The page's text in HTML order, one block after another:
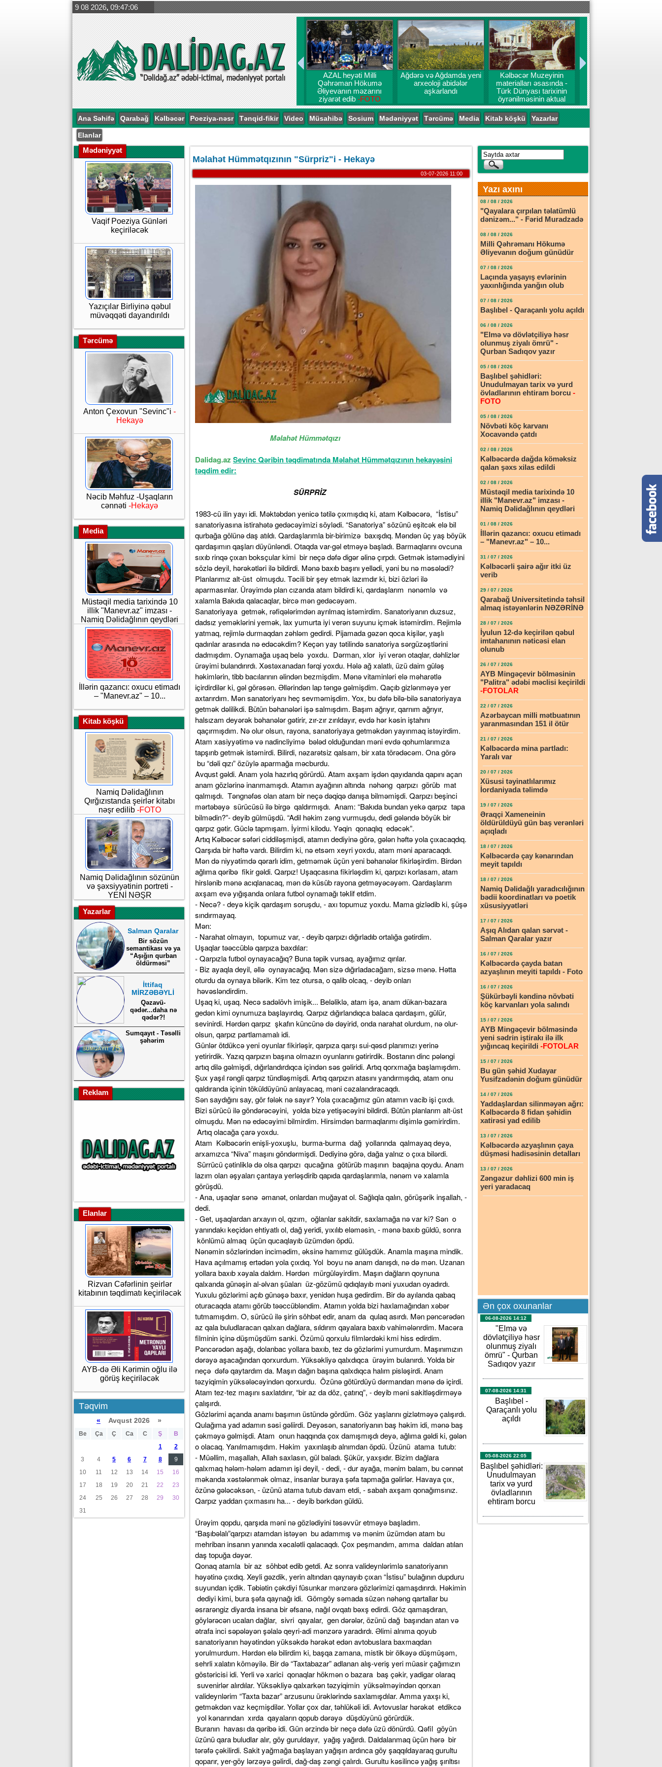
9 08 2026, 09:47:07
AZAL heyəti Milli
Qəhrəman Hökumə
Əliyevanın məzarını
ziyarət edib -FOTO
Ağdərə və Ağdamda yeni
arxeoloji abidələr
aşkarlandı
Kəlbəcər Muzeyinin
materialları əsasında -
Türk Dünyası tarixinin
öyrənilməsinin aktual
problemləri
Ana Səhifə Qarabağ Kəlbəcər Poeziya-nəsr Tənqid-fikir Video Müsahibə Sosium Mədəniyyət Tərcümə Media Kitab köşkü Yazarlar
Elanlar
Mədəniyyət
Vaqif Poeziya Günləri
keçiriləcək
Yazıçılar Birliyinə qəbul
müvəqqəti dayandırıldı
Tərcümə
Anton Çexovun "Sevinc"i -
Hekayə
Nəcib Məhfuz -Uşaqların
cənnəti -Hekayə
Media
Müstəqil media tarixində 10
illik "Manevr.az" imzası -
Namiq Dəlidağlının qeydləri
İllərin qazancı: oxucu etimadı
– "Manevr.az" – 10...
Kitab köşkü
Namiq Dəlidağlının
Qırğızıstanda şeirlər kitabı
nəşr edilib -FOTO
Namiq Dəlidağlının sözünün
və şəxsiyyətinin portreti -
YENİ NƏŞR
Yazarlar
Salman Qaralar
Bir sözün
semantikası və ya
“Aşığın qurban
öldürməsi”
İttifaq
MİRZƏBƏYLİ
Qəzavü-
qədər...daha nə
qədər?!
Sumqayıt - Təsəlli
şəhərim
Reklam
Elanlar
Rizvan Cəfərlinin şeirlər
kitabının təqdimatı keçiriləcək
AYB-də Əli Kərimin oğlu ilə
görüş keçiriləcək
Təqvim
« Avqust 2026 »
Be Ça Ç Ca C Ş
B
1
2
3
4 5 6 7 8
9
10
11 12 13 14 15
16
17
18 19 20 21 22
23
24
25 26 27 28 29
30
31
Məlahət Hümmətqızının "Sürpriz"i - Hekayə
03-07-2026 11:00
Məlahət Hümmətqızı
Dalidag.az Sevinc Qəribin təqdimatında Məlahət Hümmətqızının hekayəsini
təqdim edir:
SÜRPRİZ
1983-cü ilin yayı idi. Məktəbdən yenicə tətilə çıxmışdıq ki, atam Kəlbəcərə, “İstisu”
sanatoriyasına istirahətə gedəcəyimizi söylədi. “Sanatoriya” sözünü eşitcək elə bil
qurbağa gölünə daş atıldı. Qardaşlarımla bir-birimizə baxışdıq. Məndən üç yaş böyük
qardaşımın qaşları düyünləndi. Otaqda var-gəl etməyə başladı. Barmaqlarını ovcuna
sıxıb rinqə çıxan boksçular kimi bir neçə dəfə digər əlinə çırpdı. Getmək istəmədiyini
sözlə deyil, hərəkətləri ilə bildirdi. Mənə baxıb başını yellədi, yəni bu nə məsələdi?
Planlarımız alt-üst olmuşdu. Təcili bir şey etmək lazımdır ki, bizi özləri ilə
aparmasınlar. Ürəyimdə plan cızanda atam bildirdi ki, qardaşlarım nənəmlə və
xalamla Bakıda qalacaqlar, bircə mən gedəcəyəm.
Sanatoriyaya getmək, rəfiqələrimdən ayrılmaq istəmirdim. Sanatoriyanın duzsuz,
dadsız yeməklərini yemək, lax yumurta iyi verən suyunu içmək istəmirdim. Rejimlə
yatmaq, rejimlə durmaqdan zəhləm gedirdi. Pijamada gəzən qoca kişilər, yaşlı
qadınlar arasında nə edəcəkdim? Keçən yay tətilində sanatoriya sərgüzəştlərini
dadmışdım. Oynamağa uşaq belə yoxdu. Dərman, xlor iyi verən otaqlar, dəhlizlər
ürəyimi bulandırırdı. Xəstəxanadan fərqi yoxdu. Hələ ağ xalatlı, üzü daim güləş
həkimlərin, tibb bacılarının əlindən bezmişdim. Mənə vitaminləri elə məharətlə
içirdirdilər ki, gəl görəsən. Əllərindən lap təngə gəlmişdim. Qaçıb gizlənməyə yer
axtarırdım. Mən sanatoriyanı heç sevməmişdim. Yox, bu dəfə bilə-bilə sanatoriyaya
getmək dəlilikdi. Bütün bəhanələri işə salmışdım. Başım ağrıyır, qarnım ağrıyır,
halsızam deyərək bəhanələr gətirir, zır-zır zırıldayır, evdə hər kəsin iştahını
qaçırmışdım. Nə olur olsun, rayona, sanatoriyaya getməkdən yayınmaq istəyirdim.
Atam xasiyyətimə və nadincliyimə bələd olduğundan məni evdə qohumlarımıza
tapşırıb getmək istəmirdi. Bilirdi, nəzarətsiz qalsam, bir xata törədəcəm. Ona görə
bu “dəli qızı” özüylə aparmağa məcburdu.
Avqust gəldi. Anam yola hazırlıq görürdü. Atam axşam işdən qayıdanda qapını açan
anam gözlərinə inanmamışdı. Atamın ayağının altında nəhəng qarpızı görüb mat
qalmışdı. Təngnəfəs olan atam bir neçə dəqiqə danışa bilməmişdi. Qarpızı beşinci
mərtəbəyə sürücüsü ilə birgə qaldırmışdı. Anam: “Bakıda bundan yekə qarpız tapa
bilmədin?”- deyib gülmüşdü. “Adil həkim zəng vurmuşdu, dedi gələndə böyük bir
qarpız gətir. Güclə tapmışam. İyirmi kilodu. Yəqin qonaqlıq edəcək”.
Artıq Kəlbəcər səfəri ciddiləşmişdi, atamın dediyinə görə, gələn həftə yola çıxacaqdıq.
Qarşıda bir həftə vardı. Bilirdim ki, nə etsəm xeyri yoxdu, atam məni aparacaqdı.
Mən də niyyətimdə qərarlı idim, getməmək üçün yeni bəhanələr fikirləşirdim. Birdən
ağlıma qəribə fikir gəldi. Qarpız! Uşaqcasına fikirləşdim ki, qarpızı korlasam, atam
hirslənib mənə acıqlanacaq, mən də küsüb rayona getməyəcəyəm. Qardaşlarım
axşam evə yığışanda onlara futbol oynamağı təklif etdim.
- Necə? - deyə kiçik qardaşım soruşdu, - axı topumuz yoxdu. Mama gizlədib ki, şüşə
sındırmayaq.
Mən:
- Narahat olmayın, topumuz var, - deyib qarpızı dığırladıb ortalığa gətirdim.
Uşaqlar təəccüblə qarpıza baxdılar:
- Qarpızla futbol oynayacağıq? Buna təpik vursaq, ayağımız qırılar.
- Biz ayaqla deyil, əllə oynayacağıq. Mən sizə dığırladacağam, sizsə mənə. Hətta
oturdu da oynaya bilərik. Kim tez otursa, o qalib olcaq, - deyib onları
həvəsləndirdim.
Uşaq ki, uşaq. Necə sadəlövh imişik... Beləliklə, atam işə, anam dükan-bazara
gedən kimi oynumuza başlayırdıq. Qarpız dığırlandıqca balaca qardaşım, gülür,
sevinirdi. Hərdən qarpız şkafın küncünə də dəyirid, onda narahat olurdum, nə olur-
olsun, qarpız partlamamalı idi.
Günlər ötdükcə yeni oyunlar fikirləşir, qarpıza qarşı sui-qəsd planımızı yerinə
yetirirdik. Yazıq qarpızın başına olmazın oyunlarını gətirirdik. Bostanın dinc pələngi
artıq dilə gəlmişdi, dığırlandırdıqca içindən səs gəliridi. Artıq qorxmağa başlamışdım.
Şux yaşıl rəngli qarpız tündləşmişdi. Artıq qarpızın atasını yandırmışdıq, atam onu
qaldıranda içinin töküldüyünü anlayacaq, məni cəzalandıracaqdı.
Sən saydığını say, gör fələk nə sayır? Yola çıxacağımız gün atamın vacib işi çıxdı.
Bizi sürücü ilə göndərəcəyini, yolda bizə yetişəcəyini bildirdi. Bütün planlarım alt-üst
olmuşdu. Mən nə edəcəyimi bilmirdim. Hirsimdən barmaqlarımı dişimlə gəmirirdim.
Artıq olacağa çarə yoxdu.
Atam Kəlbəcərin enişli-yoxuşlu, burma-burma dağ yollarında qalmayaq deyə,
arxamızca “Niva” maşını göndərmişdi. Dediyinə görə, dağa yalnız o çıxa bilərdi.
Sürrücü çətinliklə də olsa qarpızı qucağına götürüb maşının baqajına qoydu. Anam
lazım olan əşyaları çantaya yerləşdirib qapıda qardaşlarımla, nənəm və xalamla
görüşdü.
- Ana, uşaqlar sənə əmanət, onlardan muğayat ol. Sağlıqla qalın, görüşərik inşallah, -
dedi.
- Get, uşaqlardan arxayın ol, qızım, oğlanlar sakitdir, saxlamağa nə var ki? Sən o
yanındakı keçidən ehtiyatlı ol, dağ yeridi, yıxılıb eləməsin, - mənə baxıb güldü, sonra
könlümü almaq üçün qucaqlayıb üzümdən öpdü.
Nənəmin sözlərindən incimədim, əksinə hamımız gülüşdük. Anamla maşına mindik.
Hava açılmamış ertədən yola çıxdıq. Yol boyu nə anam danışdı, nə də mən. Uzanan
yollara baxıb xəyala daldım. Hərdən mürgüləyirdim. Maşın dağların qoynuna
qalxanda günəşin al-əlvan şüaları üz-gözümü qıdıqlayıb məni yuxudan oyadırdı.
Yuxulu gözlərimi açıb günəşə baxır, yenidən huşa gedirdim. Bir də ayılanda qabaq
oturacaqda atamı görüb təəccübləndim. Atamın yolda bizi haxlamağından xəbər
tutmamışdım. O, sürücü ilə şirin söhbət edir, anam da qulaq asırdı. Mən pəncərədən
az qala buludlaracan qalxan dağlara, sıldırım qayalara baxıb vahimələnrdim. Macəra
filminin içinə düşmüşdüm sanki. Özümü qorxulu filmlərdəki kmi hiss edirdim.
Pəncərədən aşağı, dolanbac yollara baxıb, tez də gözlərimi yumurdum. Maşınımızın
dərəyə aşacağından qorxurdum. Yüksəkliyə qalxdıqca ürəyim bulanırdı. Yolda bir
neçə dəfə qaytardım da. Maşın dağın başına qalxdıqca halım pisləşirdi. Anam
təzyiqimin yüksələcəyindən qorxurdu. Özünə götürdüyü dərmandan mənə də içirdi.
Atam tez-tez maşını saxlatdırır, “bir az da döz, çatırıq”, - deyib məni sakitləşdirməyə
çalışırdı.
Gözlərimi açanda anamı başımın üstündə gördüm. Göz yaşlarını gizlətməyə çalışırdı.
Qulağıma yad adamın səsi gəliirdi. Deyəsən, sanatoriyanın baş həkim idi, mənə baş
çəkməyə gəlmişdi. Atam onun haqqında çox damışmışdı deyə, ağlıma gəldi ki, gələn
o olacaq. Yanılmamışdım. Həkim yaxınlaşıb alnımdan öpdü. Üzünü atama tutub:
- Müəllim, maşallah, Allah saxlasın, gül baladı. Şükür, yaxşıdır. Bizim dağlara
qalxmaq hələm-hələm adamın işi deyil, - dedi, - dur ayağa, mənim balam, bu cənnət
məkanda xəstələnmək olmaz, insanlar buraya şəfa tapmağa gəlirlər. Havaya çıx,
özünə gələcəksən, - üzünü atama tutub davam etdi, - sabah axşam qonağımsınız.
Qarpız yaddan çıxmasını ha... - deyib bərkdən güldü.
Ürəyim qopdu, qarşıda məni nə gözlədiyini təsəvvür etməyə başladım.
“Başıbəlalı”qarpızı atamdan istəyən bu adammış və mənim üzümdən atam bu
mehriban insanın yanında xəcalətli qalacaqdı. Çox peşmandım, amma daldan atılan
daş topuğa dəyər.
Qonaq atamla bir az söhbət edib getdi. Az sonra valideynlərimlə sanatoriyanın
həyətinə çıxdıq. Xeyli gəzdik, yerin altından qaynayıb çıxan “İstisu” bulağının dupduru
suyundan içdik. Təbiətin çəkdiyi füsunkar mənzərə gözlərimizi qamaşdırırdı. Həkimin
dediyi kimi, bura şəfa qaynağı idi. Gömgöy səmada süzən nəhəng qartallar bu
əsrarəngiz diyarda insana bir əfsanə, nağıl ovqatı bəxş edirdi. Göz qamaşdıran,
göylərəcən ucalan dağlar, sivri qayalar, gen dərələr, özünü dağ başından atan və
ətrafa inci səpələyən şəlalə qeyri-adi mənzərə yaradırdı. Əlimi alnıma qoyub
sanatoriyanın həyətindən yüksəkdə hərəkət edən avtobuslara baxmaqdan
yorulmurdum. Hərdən elə bilirdim ki, başqa zamana, mistik bir ölkəyə düşmüşəm,
sehrli xalatın köməyilə. Bir də “Taxtabazar” adlanan alış-veriş yeri müasir çağımızın
göstəricisi idi. Yerli və xarici qonaqlar hökmən o bazara baş çəkir, yadigar olaraq
suvenirlər alırdılar. Yüksəkliyə qalxarkən təzyiqimin yüksəlməyindən qorxan
valideynlərim “Taxta bazar” arzusunu ürəklərində saxlamışdılar. Amma yaxşı ki,
getməkdən vaz keçmişdilər. Yollar çox dar, təhlükəli idi. Avtovuslar hərəkət etdikcə
yol kənarından xırda qayaların qopub dərəyə düşdüyünü görürdük.
Buranın havası da qəribə idi. Gün ərzində bir neçə dəfə üzü dönürdü. Qəfil göyün
üzünü qara buludlar alır, göy guruldayır, yağış yağırdı. Daldalanmaq üçün hərə bir
tərəfə çəkilirdi. Sakit yağmağa başlayan yağışın ardınca göy şaqqıldayaraq gurultu
qoparır, yer-göy lərzəyə gəlirdi, dağ-daş zəngi çalırdı. Gurultu kəsilincə yağış şırıltısı
Yazı axını
08 / 08 / 2026
"Qayalara çırpılan təlatümlü
dənizəm..." - Fərid Muradzadə
08 / 08 / 2026
Milli Qəhrəmanı Hökumə
Əliyevanın doğum günüdür
07 / 08 / 2026
Laçında yaşayış evlərinin
yaxınlığında yanğın olub
07 / 08 / 2026
Başlıbel - Qaraçanlı yolu açıldı
06 / 08 / 2026
"Elmə və dövlətçiliyə həsr
olunmuş ziyalı ömrü" -
Qurban Sadıqov yazır
05 / 08 / 2026
Başlıbel şəhidləri:
Unudulmayan tarix və yurd
övladlarının ehtiram borcu -
FOTO
05 / 08 / 2026
Növbəti köç karvanı
Xocavəndə çatdı
02 / 08 / 2026
Kəlbəcərdə dağda köməksiz
qalan şəxs xilas edildi
02 / 08 / 2026
Müstəqil media tarixində 10
illik "Manevr.az" imzası -
Namiq Dəlidağlının qeydləri
01 / 08 / 2026
İllərin qazancı: oxucu etimadı
– "Manevr.az" – 10...
31 / 07 / 2026
Kəlbəcərli şairə ağır itki üz
verib
29 / 07 / 2026
Qarabağ Universitetində təhsil
almaq istəyənlərin NƏZƏRİNƏ
28 / 07 / 2026
İyulun 12-də keçirilən qəbul
imtahanının nəticəsi elan
olunub
26 / 07 / 2026
AYB Mingəçevir bölməsinin
"Palitra" ədəbi məclisi keçirildi
-FOTOLAR
22 / 07 / 2026
Azərbaycan milli mətbuatının
yaranmasından 151 il ötür
21 / 07 / 2026
Kəlbəcərdə mina partladı:
Yaralı var
20 / 07 / 2026
Xüsusi təyinatlılarımız
İordaniyada təlimdə
19 / 07 / 2026
Əraqçi Xameneinin
öldürüldüyü gün baş verənləri
açıqladı
18 / 07 / 2026
Kəlbəcərdə çay kənarından
meyit tapıldı
18 / 07 / 2026
Namiq Dəlidağlı yaradıcılığının
bədii koordinatları və poetik
xüsusiyyətləri
17 / 07 / 2026
Aşıq Alıdan qalan sərvət -
Salman Qaralar yazır
16 / 07 / 2026
Kəlbəcərdə çayda batan
azyaşlının meyiti tapıldı - Foto
16 / 07 / 2026
Şükürbəyli kəndinə növbəti
köç karvanları yola salındı
15 / 07 / 2026
AYB Mingəçevir bölməsində
yeni sədrin iştirakı ilə ilk
yığıncaq keçirildi -FOTOLAR
15 / 07 / 2026
Bu gün şəhid Xudayar
Yusifzadənin doğum günüdür
14 / 07 / 2026
Yaddaşlardan silinməyən ağrı:
Kəlbəcərdə 8 fidan şəhidin
xatirəsi yad edilib
13 / 07 / 2026
Kəlbəcərdə azyaşlının çaya
düşməsi hadisəsinin detalları
13 / 07 / 2026
Zəngəzur dəhlizi 600 min iş
yeri yaradacaq
Ən çox oxunanlar
06-08-2026 14:12
"Elmə və
dövlətçiliyə həsr
olunmuş ziyalı
ömrü" - Qurban
Sadıqov yazır
07-08-2026 14:31
Başlıbel -
Qaraçanlı yolu
açıldı
05-08-2026 22:05
Başlıbel şəhidləri:
Unudulmayan
tarix və yurd
övladlarının
ehtiram borcu